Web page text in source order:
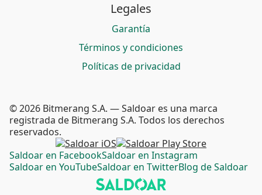
Legales
Garantía
Términos y condiciones
Políticas de privacidad
Saldoar en FacebookSaldoar en Instagram
Saldoar en YouTubeSaldoar en TwitterBlog de Saldoar
© 2026 Bitmerang S.A. — Saldoar es una marca
registrada de Bitmerang S.A. Todos los derechos
reservados.